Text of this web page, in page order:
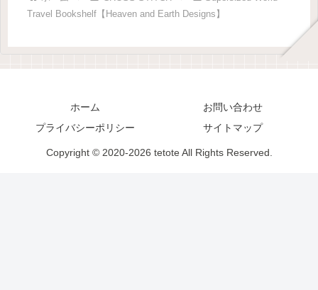
Travel Bookshelf【Heaven and Earth Designs】
ホーム
お問い合わせ
プライバシーポリシー
サイトマップ
Copyright © 2020-2026 tetote All Rights Reserved.